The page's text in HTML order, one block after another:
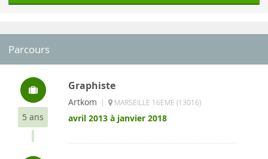
Parcours
5 ans
Graphiste
Artkom | MARSEILLE 16EME (13016)
avril 2013 à janvier 2018